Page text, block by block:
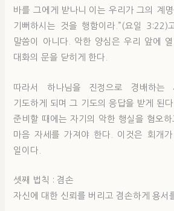
바를 그에게 받나니 이는 우리가 그의 계
기뻐하시는 것을 행함이라.”(요일 3:22)
말씀이 아니다. 악한 양심은 우리 앞에
대화의 문을 닫히게 한다.
따라서 하나님을 진정으로 경배하는
기도하게 되며 그 기도의 응답을 받게 된
준비할 때에는 자기의 악한 행실을 혐오
마음 자세를 가져야 한다. 이것은 회개
일이다.
셋째 법칙 : 겸손
자신에 대한 신뢰를 버리고 겸손하게 용서